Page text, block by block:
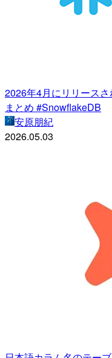
2026年4月にリリース
まとめ #SnowflakeDB
安原朋紀
2026.05.03